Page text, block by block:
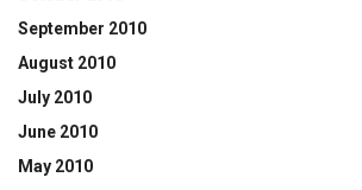
September 2010
August 2010
July 2010
June 2010
May 2010